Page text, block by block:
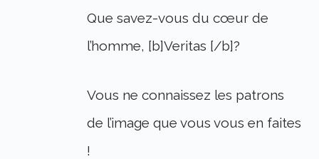
Que savez-vous du cœur de
l’homme, [b]Veritas [/b]?
Vous ne connaissez les patrons
de l’image que vous vous en faites
!